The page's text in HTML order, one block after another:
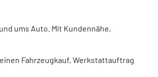
ums Auto. Mit Kundennähe,
Fahrzeugkauf, Werkstattauftrag